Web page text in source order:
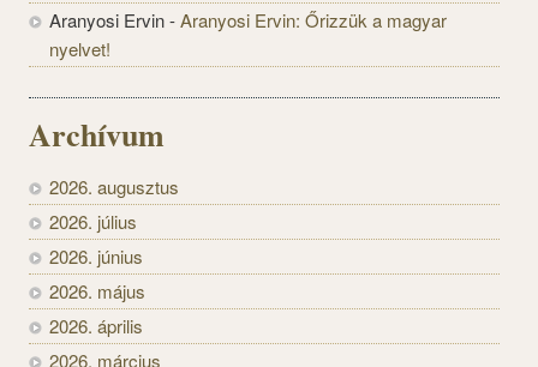
Aranyosi Ervin-Aranyosi Ervin: Őrizzük a magyar
nyelvet!
Archívum
2026. augusztus
2026. július
2026. június
2026. május
2026. április
2026. március